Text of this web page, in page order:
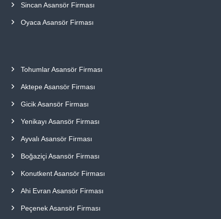
Sincan Asansör Firması
Oyaca Asansör Firması
Tohumlar Asansör Firması
Aktepe Asansör Firması
Gicik Asansör Firması
Yenikayı Asansör Firması
Ayvalı Asansör Firması
Boğaziçi Asansör Firması
Konutkent Asansör Firması
Ahi Evran Asansör Firması
Peçenek Asansör Firması